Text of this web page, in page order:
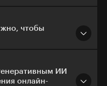
чтобы
ИИ
онлайн-